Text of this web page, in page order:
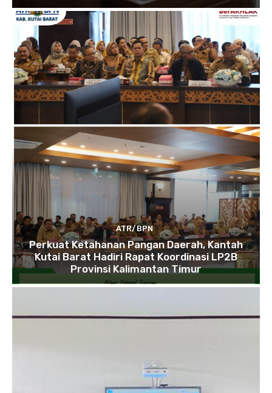
ATR/BPN
Perkuat Ketahanan Pangan Daerah, Kantah
Kutai Barat Hadiri Rapat Koordinasi LP2B
Provinsi Kalimantan Timur